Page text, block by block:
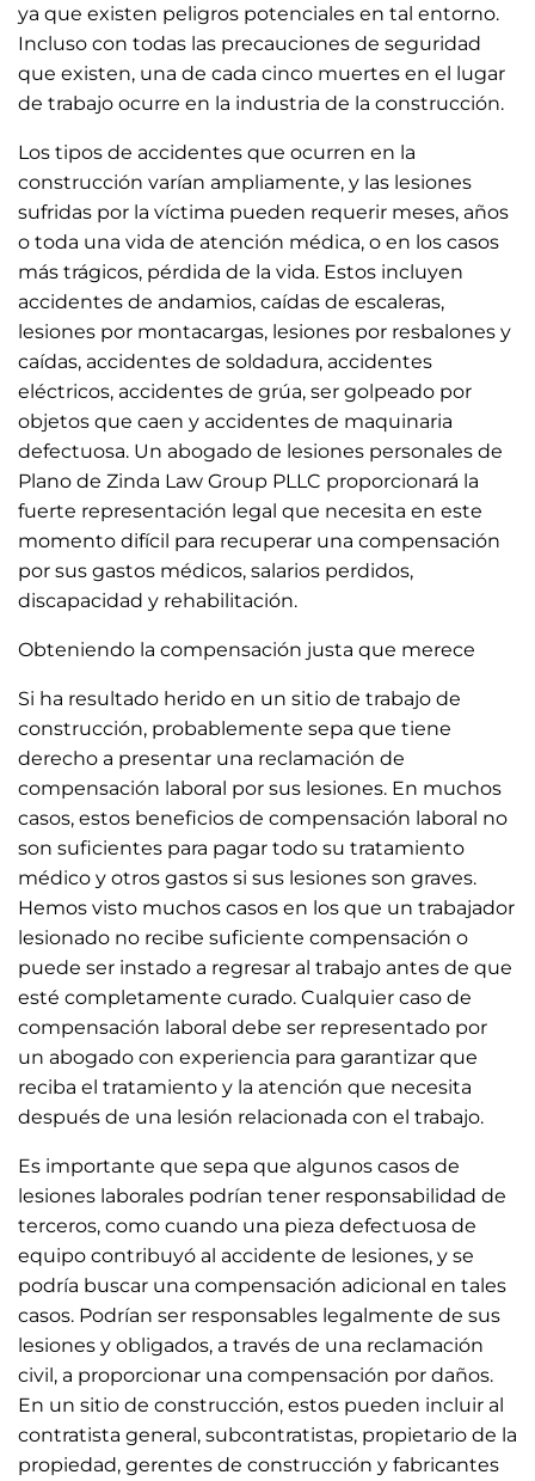
ya que existen peligros potenciales en tal entorno.
Incluso con todas las precauciones de seguridad
que existen, una de cada cinco muertes en el lugar
de trabajo ocurre en la industria de la construcción.
Los tipos de accidentes que ocurren en la
construcción varían ampliamente, y las lesiones
sufridas por la víctima pueden requerir meses, años
o toda una vida de atención médica, o en los casos
más trágicos, pérdida de la vida. Estos incluyen
accidentes de andamios, caídas de escaleras,
lesiones por montacargas, lesiones por resbalones y
caídas, accidentes de soldadura, accidentes
eléctricos, accidentes de grúa, ser golpeado por
objetos que caen y accidentes de maquinaria
defectuosa. Un abogado de lesiones personales de
Plano de Zinda Law Group PLLC proporcionará la
fuerte representación legal que necesita en este
momento difícil para recuperar una compensación
por sus gastos médicos, salarios perdidos,
discapacidad y rehabilitación.
Obteniendo la compensación justa que merece
Si ha resultado herido en un sitio de trabajo de
construcción, probablemente sepa que tiene
derecho a presentar una reclamación de
compensación laboral por sus lesiones. En muchos
casos, estos beneficios de compensación laboral no
son suficientes para pagar todo su tratamiento
médico y otros gastos si sus lesiones son graves.
Hemos visto muchos casos en los que un trabajador
lesionado no recibe suficiente compensación o
puede ser instado a regresar al trabajo antes de que
esté completamente curado. Cualquier caso de
compensación laboral debe ser representado por
un abogado con experiencia para garantizar que
reciba el tratamiento y la atención que necesita
después de una lesión relacionada con el trabajo.
Es importante que sepa que algunos casos de
lesiones laborales podrían tener responsabilidad de
terceros, como cuando una pieza defectuosa de
equipo contribuyó al accidente de lesiones, y se
podría buscar una compensación adicional en tales
casos. Podrían ser responsables legalmente de sus
lesiones y obligados, a través de una reclamación
civil, a proporcionar una compensación por daños.
En un sitio de construcción, estos pueden incluir al
contratista general, subcontratistas, propietario de la
propiedad, gerentes de construcción y fabricantes